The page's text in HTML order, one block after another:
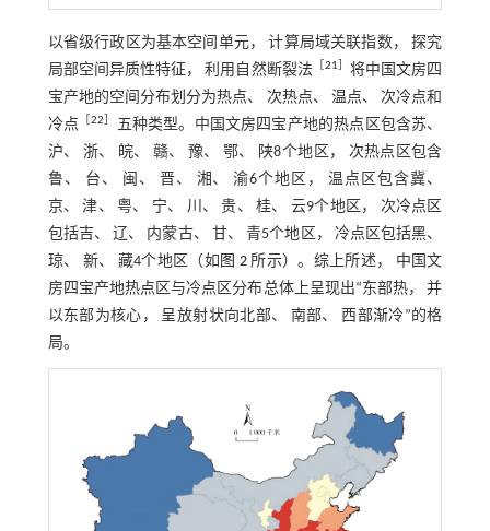
以省级行政区为基本空间单元， 计算局域关联指数， 探究
局部空间异质性特征， 利用自然断裂法［ 21 ］将中国文房四
宝产地的空间分布划分为热点、 次热点、 温点、 次冷点和
冷点 ［22
五种类型。中国文房四宝产地的热点区包含苏、
沪、 浙、 皖、 赣、 豫、 鄂、 陕8个地区， 次热点区包含
鲁、 台、 闽、 晋、 湘、 渝6个地区， 温点区包含冀、
京、 津、 粤、 宁、 川、 贵、 桂、 云9个地区， 次冷点区
包括吉、 辽、 内蒙古、 甘、 青5个地区， 冷点区包括黑、
琼、 新、 藏4个地区（如 图 2所示）。综上所述， 中国文
房四宝产地热点区与冷点区分布总体上呈现出“东部热， 并
以东部为核心， 呈放射状向北部、 南部、 西部渐冷”的格
局。